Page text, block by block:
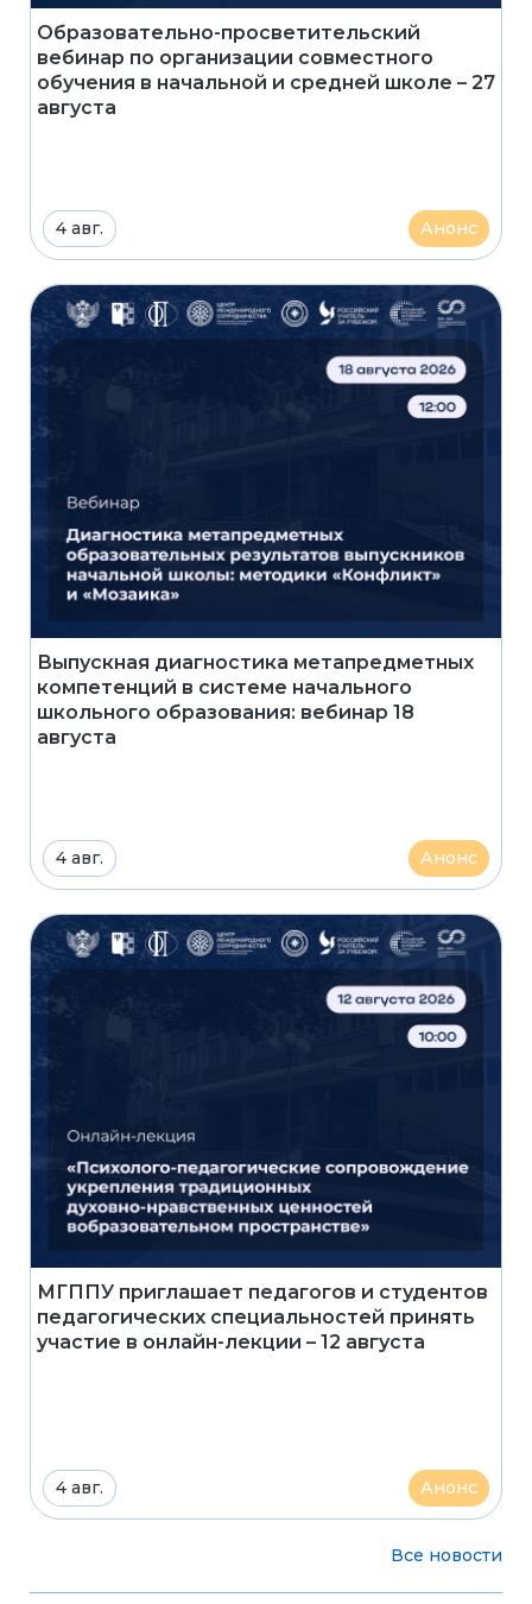
Образовательно-просветительский
вебинар по организации совместного
обучения в начальной и средней школе – 27
августа
4 авг. Анонс
Выпускная диагностика метапредметных
компетенций в системе начального
школьного образования: вебинар 18
августа
4 авг. Анонс
МГППУ приглашает педагогов и студентов
педагогических специальностей принять
участие в онлайн-лекции – 12 августа
4 авг. Анонс
Все новости